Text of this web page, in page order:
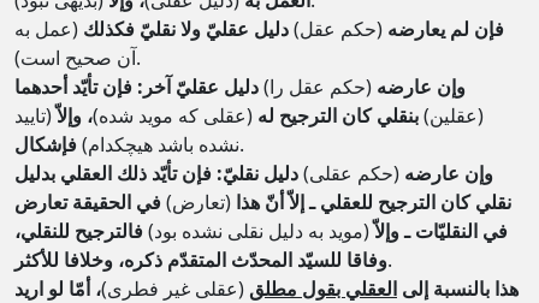
فإن لم يعارضه (حکم عقل)دليل عقليّ ولا نقليّ فكذلك (عمل به
آن صحیح است).
وإن عارضه (حکم عقل را)دليل عقليّ آخر: فإن تأيّد أحدهما
(عقلین)بنقلي كان الترجيح له (عقلی که موید شده)، وإلاّ(تایید
نشده باشد هیچکدام)فإشكال
.
وإن عارضه (حکم عقلی)دليل نقليّ: فإن تأيّد ذلك العقلي بدليل
نقلي كان الترجيح للعقلي ـ إلاّ أنّ هذا (تعارض)في الحقيقة تعارض
في النقليّات ـ وإلاّ(موید به دلیل نقلی نشده بود)فالترجيح للنقلي،
وفاقا للسيّد المحدّث المتقدّم ذكره، وخلافا للأكثر.
هذا بالنسبة إلى العقلي بقول مطلق (عقلی غیر فطری)، أمّا لو اريد